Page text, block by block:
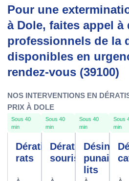
Pour une
à Dole, faites appel à
professionnels de la
disponibles en
rendez-vous (39100)
NOS INTERVENTIONS EN
PRIX À DOLE
Sous 40
min
Dératisation
rats
Sous 40
min
Dératisation
souris
Sous 40
min
punaises
lits
Sous
min